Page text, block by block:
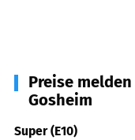
Preise
Gosheim
Super (E10)